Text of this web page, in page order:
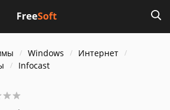
Windows
Интернет
Infocast